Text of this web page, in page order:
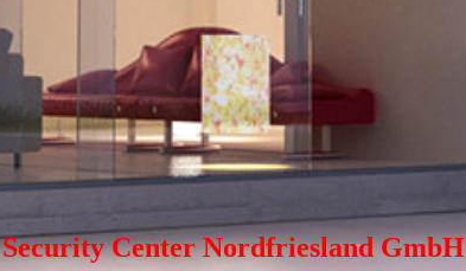
Security Center Nordfriesland GmbH